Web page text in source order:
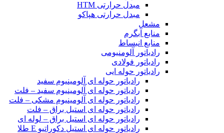
مبدل حرارتی HTM‎
مبدل حرارتی هپاکو
مشعل
منابع آبگرم
منابع انبساط
رادیاتور آلومنیومی
رادیاتور فولادی
رادیاتور حوله ایی
رادیاتور حوله ای آلومینیوم سفید
رادیاتور حوله ای آلومینیوم سفید – فلت
رادیاتور حوله ای آلومینیوم مشکی – فلت
رادیاتور حوله ای استیل براق – فلت
رادیاتور حوله ای استیل براق – لوله ای
رادیاتور حوله ای استیل دکوراتیو E طلا